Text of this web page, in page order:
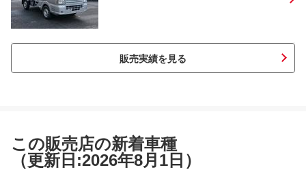
販売実績を見る
この販売店の新着車種
（更新日:2026年8月1日）